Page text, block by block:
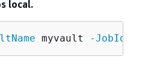
local.
myvault -JobId